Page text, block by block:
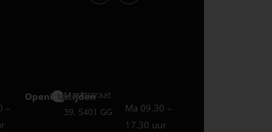
–
Openingstijden
Uden
Marktstraat
39, 5401 GG
Ma 09.30 –
17.30 uur